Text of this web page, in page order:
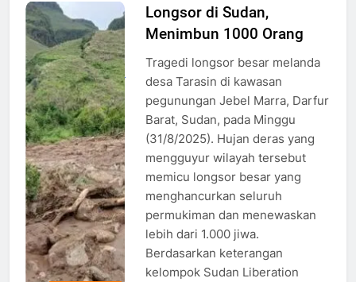
Longsor di
Sudan,
Foto: Via
Reuters/Sudan
Liberation
Movement
Army
Longsor di Sudan,
Menimbun 1000 Orang
Tragedi longsor besar melanda
desa Tarasin di kawasan
pegunungan Jebel Marra, Darfur
Barat, Sudan, pada Minggu
(31/8/2025). Hujan deras yang
mengguyur wilayah tersebut
memicu longsor besar yang
menghancurkan seluruh
permukiman dan menewaskan
lebih dari 1.000 jiwa.
Berdasarkan keterangan
kelompok Sudan Liberation